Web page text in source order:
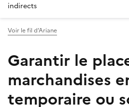
indirects
Voir le fil d’Ariane
Garantir le
marchandises
temporaire ou